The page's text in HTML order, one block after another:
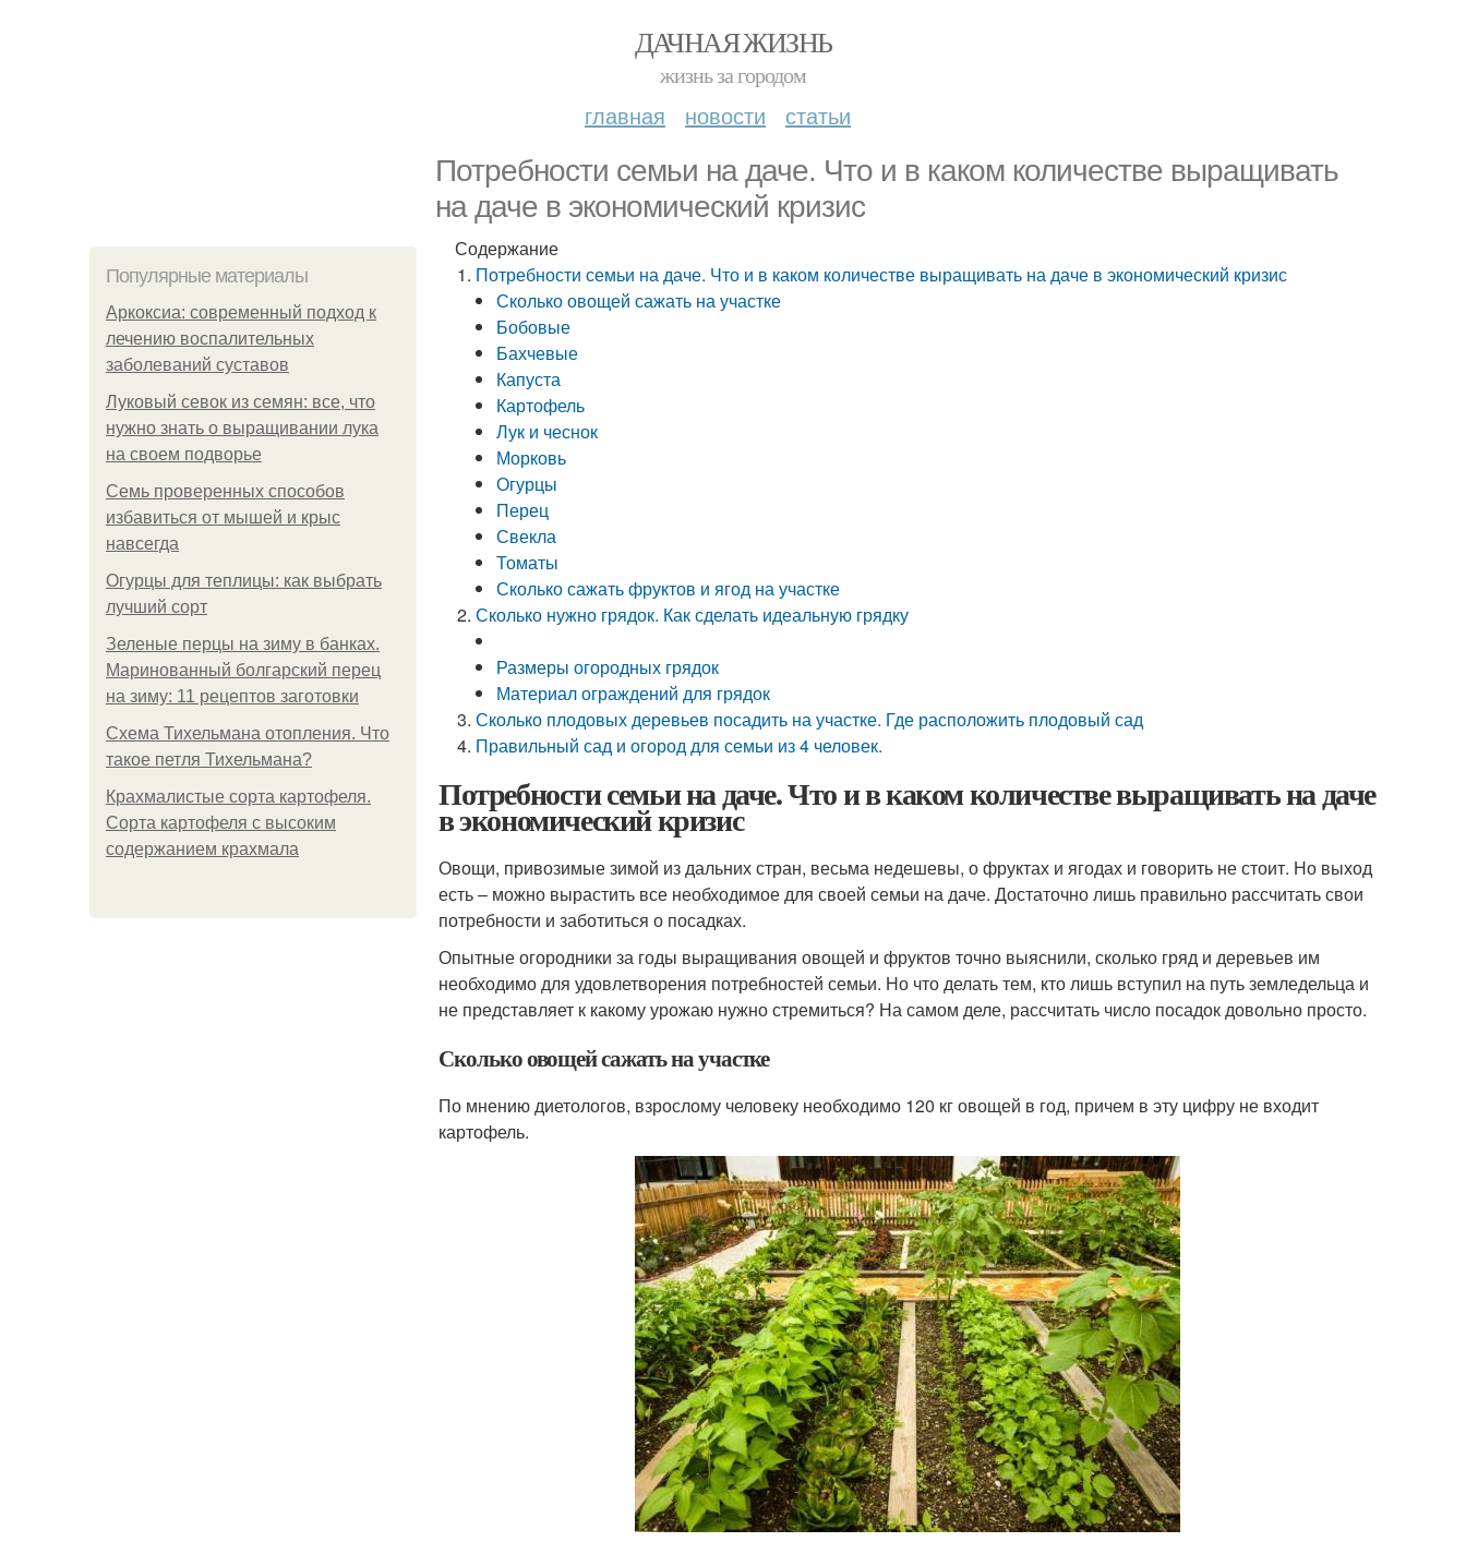
ДАЧНАЯ ЖИЗНЬ
жизнь за городом
главная новости статьи
Потребности семьи на даче. Что и в каком количестве выращивать
на даче в экономический кризис
Популярные материалы
Аркоксиа: современный подход к
лечению воспалительных
заболеваний суставов
Луковый севок из семян: все, что
нужно знать о выращивании лука
на своем подворье
Семь проверенных способов
избавиться от мышей и крыс
навсегда
Огурцы для теплицы: как выбрать
лучший сорт
Зеленые перцы на зиму в банках.
Маринованный болгарский перец
на зиму: 11 рецептов заготовки
Схема Тихельмана отопления. Что
такое петля Тихельмана?
Крахмалистые сорта картофеля.
Сорта картофеля с высоким
содержанием крахмала
Содержание
Потребности семьи на даче. Что и в каком количестве выращивать на даче в экономический кризис
Сколько овощей сажать на участке
Бобовые
Бахчевые
Капуста
Картофель
Лук и чеснок
Морковь
Огурцы
Перец
Свекла
Томаты
Сколько сажать фруктов и ягод на участке
Сколько нужно грядок. Как сделать идеальную грядку
Размеры огородных грядок
Материал ограждений для грядок
Сколько плодовых деревьев посадить на участке. Где расположить плодовый сад
Правильный сад и огород для семьи из 4 человек.
Потребности семьи на даче. Что и в каком количестве выращивать на даче
в экономический кризис
Овощи, привозимые зимой из дальних стран, весьма недешевы, о фруктах и ягодах и говорить не стоит. Но выход
есть – можно вырастить все необходимое для своей семьи на даче. Достаточно лишь правильно рассчитать свои
потребности и заботиться о посадках.
Опытные огородники за годы выращивания овощей и фруктов точно выяснили, сколько гряд и деревьев им
необходимо для удовлетворения потребностей семьи. Но что делать тем, кто лишь вступил на путь земледельца и
не представляет к какому урожаю нужно стремиться? На самом деле, рассчитать число посадок довольно просто.
Сколько овощей сажать на участке
По мнению диетологов, взрослому человеку необходимо 120 кг овощей в год, причем в эту цифру не входит
картофель.